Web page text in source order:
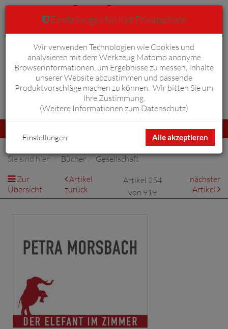
Anmelden Warenkorb 0
umschalten
Sie sind hier: Bücher
Gesellschaft
Zur
Übersicht
Artikel
zurück
Artikel 254
von 919
nächster
Artikel
Einstellungen für Ihre Privatsphäre
Wir verwenden Technologien wie Cookies und
analysieren mit dem Werkzeug Matomo anonyme
Browserinformationen, um Ergebnisse zu messen, Inhalte
unserer Website abzustimmen und passende
Produktvorschläge machen zu können. Wir bitten Sie um
Ihre Zustimmung.
(Weitere Informationen zum Datenschutz)
Alle akzeptieren
Einstellungen